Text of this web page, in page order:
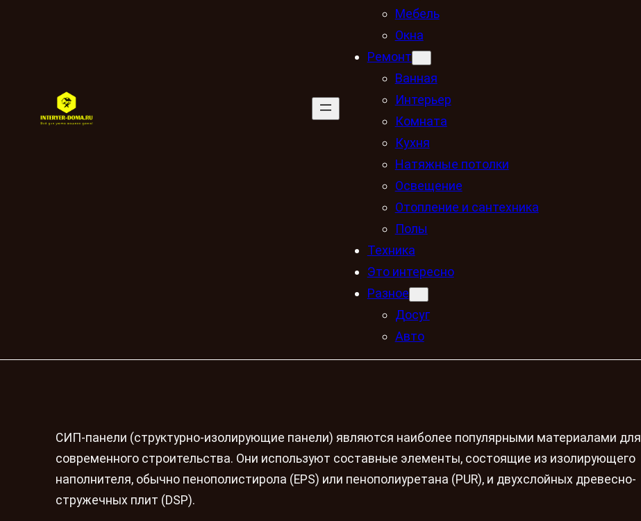
Мебель
Окна
Ремонт
Ванная
Интерьер
Комната
Кухня
Натяжные потолки
Освещение
Отопление и сантехника
Полы
Техника
Это интересно
Разное
Досуг
Авто
СИП-панели (структурно-изолирующие панели) являются наиболее популярными материалами для
современного строительства. Они используют составные элементы, состоящие из изолирующего
наполнителя, обычно пенополистирола (EPS) или пенополиуретана (PUR), и двухслойных древесно-
стружечных плит (DSP).